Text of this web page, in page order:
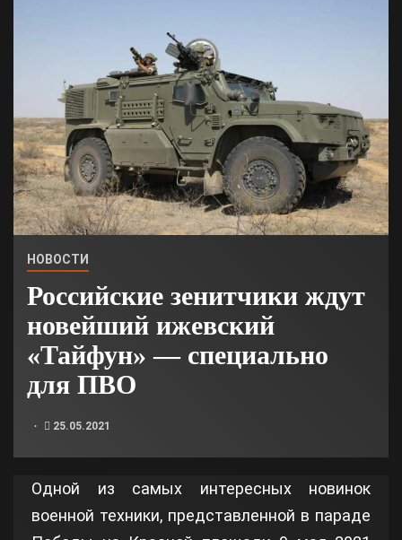
НОВОСТИ
Российские зенитчики ждут
новейший ижевский
«Тайфун» — специально
для ПВО
25.05.2021
Одной из самых интересных новинок
военной техники, представленной в параде